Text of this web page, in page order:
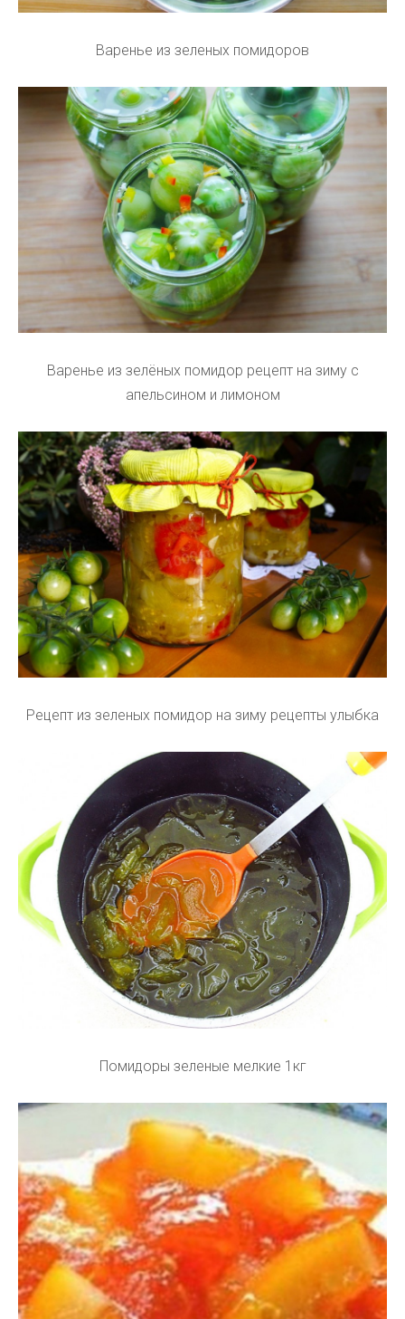
Варенье из зеленых помидоров
Варенье из зелёных помидор рецепт на зиму с
апельсином и лимоном
Рецепт из зеленых помидор на зиму рецепты улыбка
Помидоры зеленые мелкие 1кг